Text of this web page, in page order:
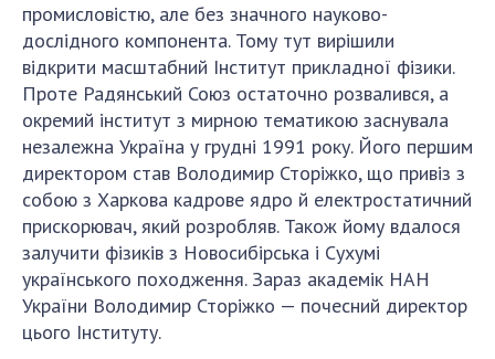
Секція хімічних і біологічних наук
Секція суспільних і гуманітарних наук
Установи при Президії
Ради, комітети та комісії
Наукові центри МОН та НАН України
Громадські організації
ДІЯЛЬНІСТЬ
Засідання Президії НАН України
промисловістю, але без значного науково-
дослідного компонента. Тому тут вирішили
відкрити масштабний Інститут прикладної фізики.
Проте Радянський Союз остаточно розвалився, а
окремий інститут з мирною тематикою заснувала
незалежна Україна у грудні 1991 року. Його першим
директором став Володимир Сторіжко, що привіз з
собою з Харкова кадрове ядро й електростатичний
прискорювач, який розробляв. Також йому вдалося
залучити фізиків з Новосибірська і Сухумі
українського походження. Зараз академік НАН
України Володимир Сторіжко — почесний директор
цього Інституту.